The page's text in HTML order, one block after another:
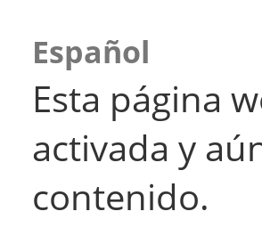
Español
Esta página
activada y
contenido.